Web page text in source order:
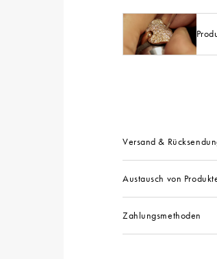
Versand &
Austausch von
Zahlungsmethoden